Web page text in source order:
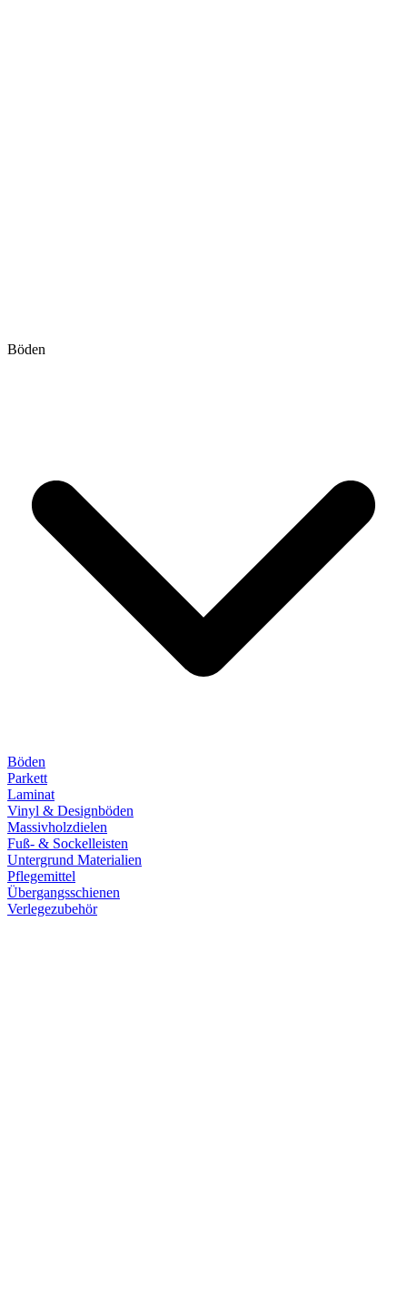
Böden
Böden
Parkett
Laminat
Vinyl & Designböden
Massivholzdielen
Fuß- & Sockelleisten
Untergrund Materialien
Pflegemittel
Übergangsschienen
Verlegezubehör